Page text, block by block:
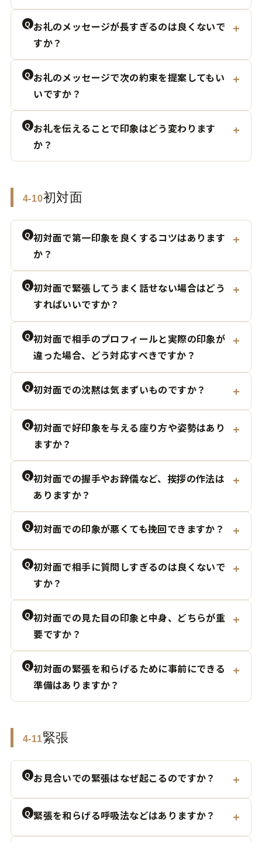
Q お礼のメッセージが長すぎるのは良くないで
すか？
Q お礼のメッセージで次の約束を提案してもい
いですか？
Q お礼を伝えることで印象はどう変わります
か？
4-10初対面
Q 初対面で第一印象を良くするコツはあります
か？
Q 初対面で緊張してうまく話せない場合はどう
すればいいですか？
Q 初対面で相手のプロフィールと実際の印象が
違った場合、どう対応すべきですか？
Q 初対面での沈黙は気まずいものですか？
Q 初対面で好印象を与える座り方や姿勢はあり
ますか？
Q 初対面での握手やお辞儀など、挨拶の作法は
ありますか？
Q 初対面での印象が悪くても挽回できますか？
Q 初対面で相手に質問しすぎるのは良くないで
すか？
Q 初対面での見た目の印象と中身、どちらが重
要ですか？
Q 初対面の緊張を和らげるために事前にできる
準備はありますか？
4-11緊張
Q お見合いでの緊張はなぜ起こるのですか？
Q 緊張を和らげる呼吸法などはありますか？